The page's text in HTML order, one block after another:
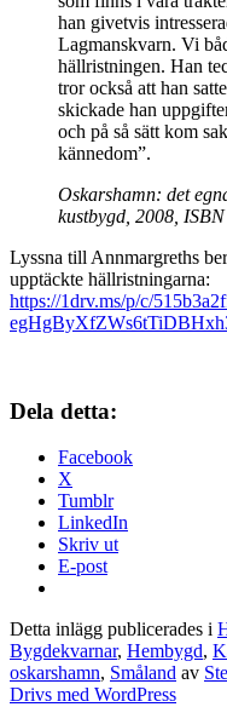
han givetvis
Lagmanskvarn. Vi
hällristningen. Han
tror också att han
skickade han
och på så sätt kom
kännedom”.
Oskarshamn: det
kustbygd, 2008,
Lyssna till Annmargreths
upptäckte hällristningarna:
https://1drv.ms/p/c/
Dela detta:
Facebook
X
Tumblr
LinkedIn
Skriv ut
E-post
Detta inlägg publicerades i
Bygdekvarnar, Hembygd,
oskarshamn, Småland av
Drivs med WordPress